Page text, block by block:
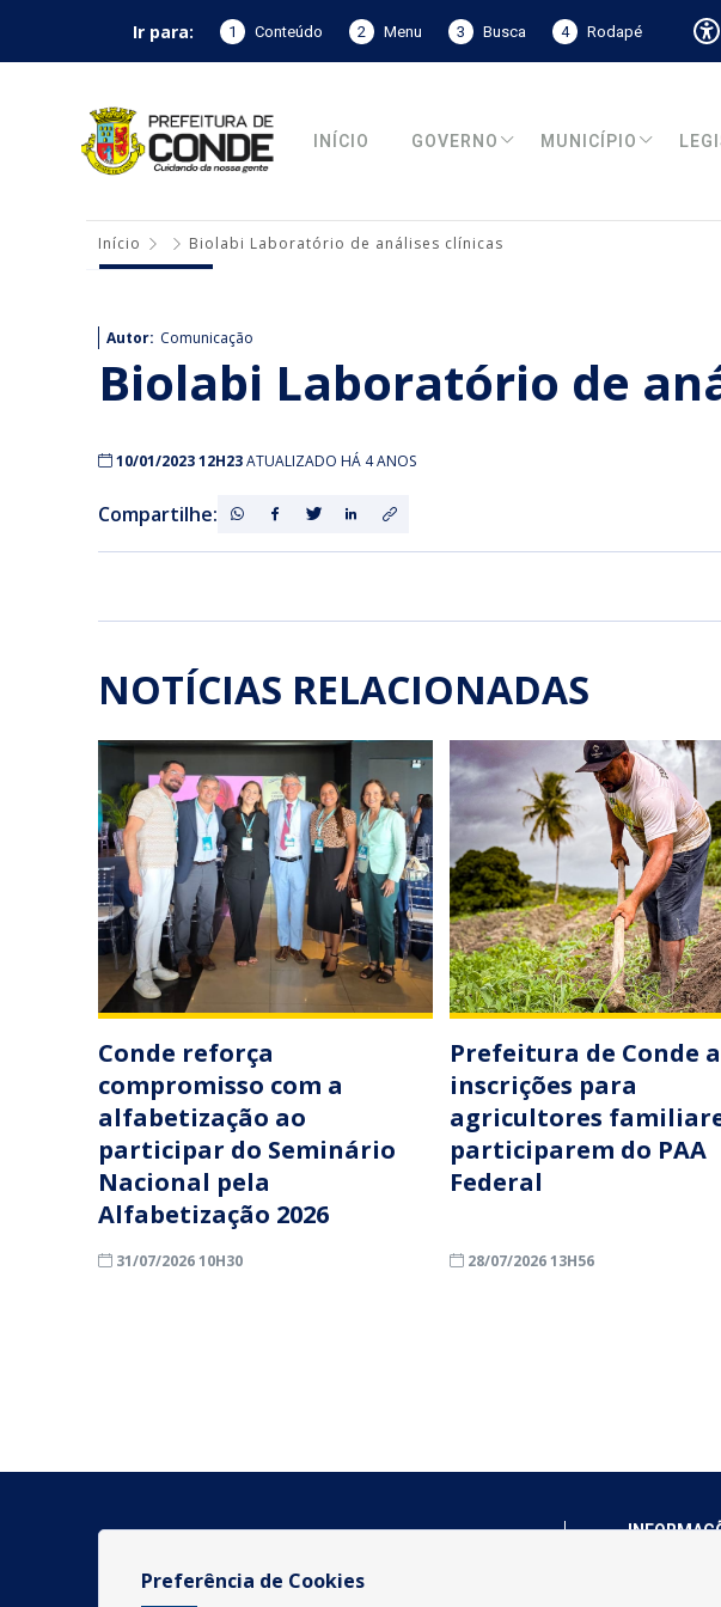
Ir para: 1 Conteúdo 2 Menu 3 Busca 4 Rodapé
INÍCIO GOVERNO MUNICÍPIO
Início Biolabi Laboratório de análises clínicas
Autor: Comunicação
Biolabi Laboratório de
10/01/2023 12H23ATUALIZADO HÁ 4 ANOS
Compartilhe:
NOTÍCIAS RELACIONADAS
Conde reforça
compromisso com a
alfabetização ao
participar do Seminário
Nacional pela
Alfabetização 2026
31/07/2026 10H30
Prefeitura de Conde
inscrições para
agricultores
participarem do PAA
Federal
28/07/2026 13H56
Preferência de Cookies